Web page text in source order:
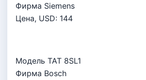
Фирма Siemens
Цена, USD: 144
Модель TAT 8SL1
Фирма Bosch